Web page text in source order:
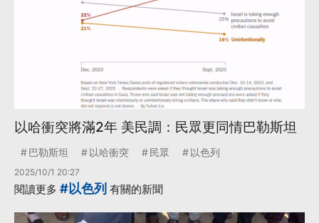
以哈衝突將滿2年 美民調：民眾更同情巴勒斯坦
巴勒斯坦 以哈衝突 民眾 以色列
2025/10/1 20:27
閱讀更多 #以色列 有關的新聞